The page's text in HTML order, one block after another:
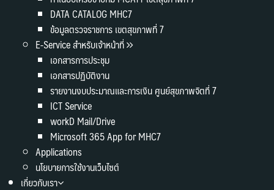
DATA CATALOG MHC7
ข้อมูลตรวจราชการ เขตสุขภาพที่ 7
E-Service สำหรับเจ้าหน้าที่
เอกสารการประชุม
เอกสารปฏิบัติงาน
รายงานงบประมาณและการเงิน ศูนย์สุขภาพจิตที่ 7
ICT Service
workD Mail/Drive
Microsoft 365 App for MHC7
Applications
นโยบายการใช้งานเว็บไซต์
เกี่ยวกับเรา